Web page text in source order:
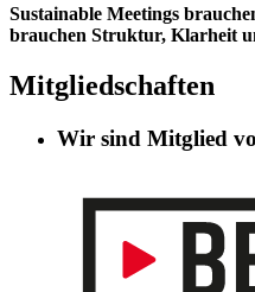
Sustainable Meetings
brauchen Struktur, Klarheit
Mitgliedschaften
Wir sind Mitglied